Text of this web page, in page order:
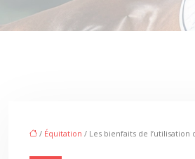
/ Équitation / Les bienfaits de l’utilisation